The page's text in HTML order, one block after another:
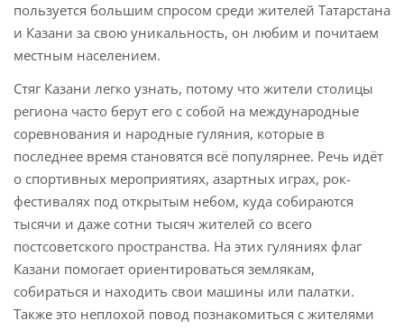
пользуется большим спросом среди жителей Татарстана
и Казани за свою уникальность, он любим и почитаем
местным населением.
Стяг Казани легко узнать, потому что жители столицы
региона часто берут его с собой на международные
соревнования и народные гуляния, которые в
последнее время становятся всё популярнее. Речь идёт
о спортивных мероприятиях, азартных играх, рок-
фестивалях под открытым небом, куда собираются
тысячи и даже сотни тысяч жителей со всего
постсоветского пространства. На этих гуляниях флаг
Казани помогает ориентироваться землякам,
собираться и находить свои машины или палатки.
Также это неплохой повод познакомиться с жителями